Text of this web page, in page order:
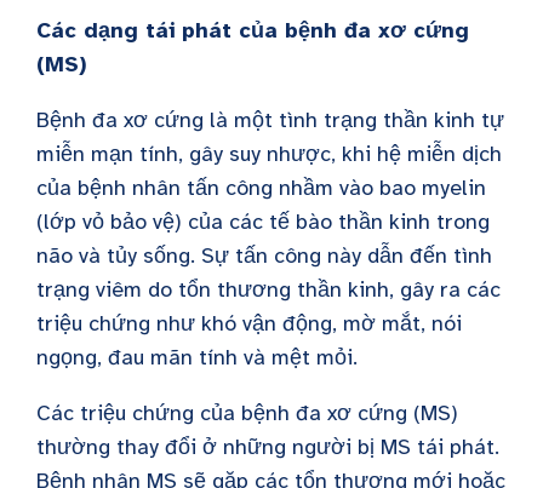
Các dạng tái phát của bệnh đa xơ cứng
(MS)
Bệnh đa xơ cứng là một tình trạng thần kinh tự
miễn mạn tính, gây suy nhược, khi hệ miễn dịch
của bệnh nhân tấn công nhầm vào bao myelin
(lớp vỏ bảo vệ) của các tế bào thần kinh trong
não và tủy sống. Sự tấn công này dẫn đến tình
trạng viêm do tổn thương thần kinh, gây ra các
triệu chứng như khó vận động, mờ mắt, nói
ngọng, đau mãn tính và mệt mỏi.
Các triệu chứng của bệnh đa xơ cứng (MS)
thường thay đổi ở những người bị MS tái phát.
Bệnh nhân MS sẽ gặp các tổn thương mới hoặc